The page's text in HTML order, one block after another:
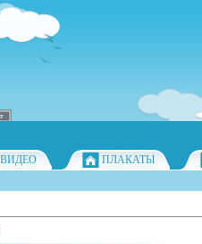
ВИДЕО ПЛАКАТЫ